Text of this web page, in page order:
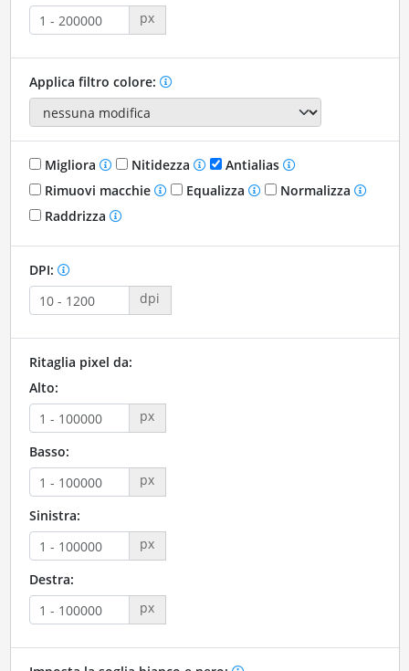
px
Applica filtro colore:
Migliora Nitidezza
Antialias
Rimuovi macchie
Equalizza
Normalizza
Raddrizza
DPI:
dpi
Ritaglia pixel da:
Alto:
px
Basso:
px
Sinistra:
px
Destra:
px